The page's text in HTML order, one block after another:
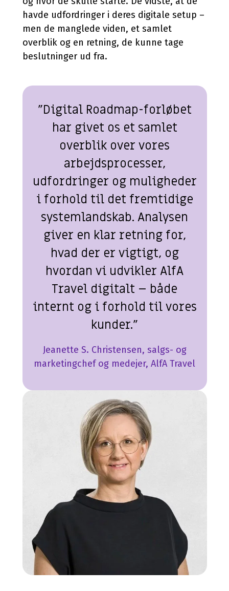
havde udfordringer i deres digitale setup –
men de manglede viden, et samlet
overblik og en retning, de kunne tage
beslutninger ud fra.
”Digital Roadmap-forløbet
har givet os et samlet
overblik over vores
arbejdsprocesser,
udfordringer og muligheder
i forhold til det fremtidige
systemlandskab. Analysen
giver en klar retning for,
hvad der er vigtigt, og
hvordan vi udvikler AlfA
Travel digitalt – både
internt og i forhold til vores
kunder."
Jeanette S. Christensen, salgs- og
marketingchef og medejer, AlfA Travel